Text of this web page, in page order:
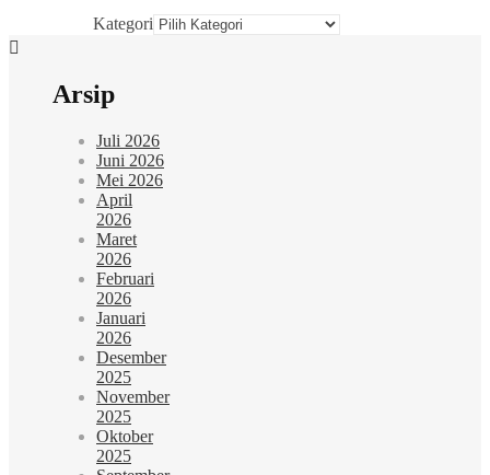
Kategori
Arsip
Juli 2026
Juni 2026
Mei 2026
April
2026
Maret
2026
Februari
2026
Januari
2026
Desember
2025
November
2025
Oktober
2025